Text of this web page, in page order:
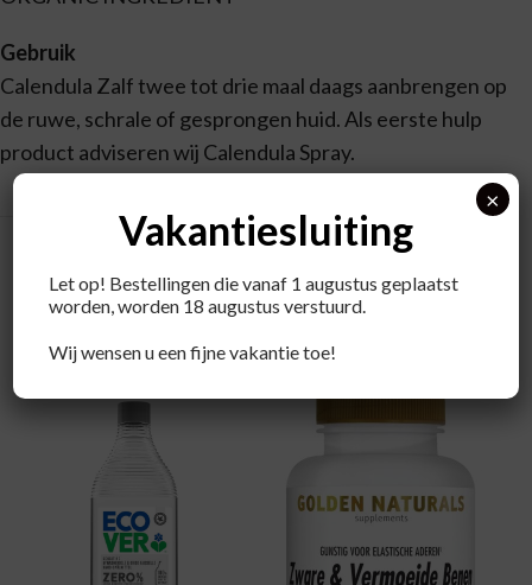
Gebruik
Calendula Zalf twee tot drie maal daags aanbrengen op
de ruwe, schrale of gesprongen huid. Als eerste hulp
product adviseren wij Calendula Spray.
Recent bekeken producten
Vakantiesluiting
Let op! Bestellingen die vanaf 1 augustus geplaatst
worden, worden 18 augustus verstuurd.
Wij wensen u een fijne vakantie toe!
×